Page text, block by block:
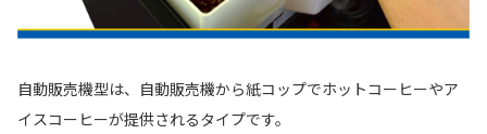
自動販売機型は、自動販売機から紙コップでホットコーヒーやア
イスコーヒーが提供されるタイプです。